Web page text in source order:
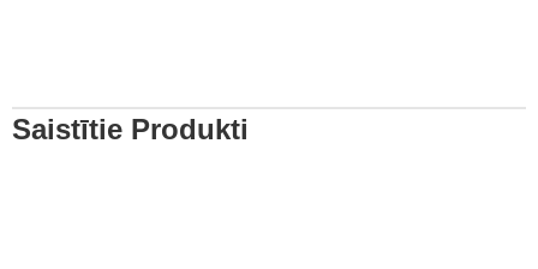
Saistītie Produkti